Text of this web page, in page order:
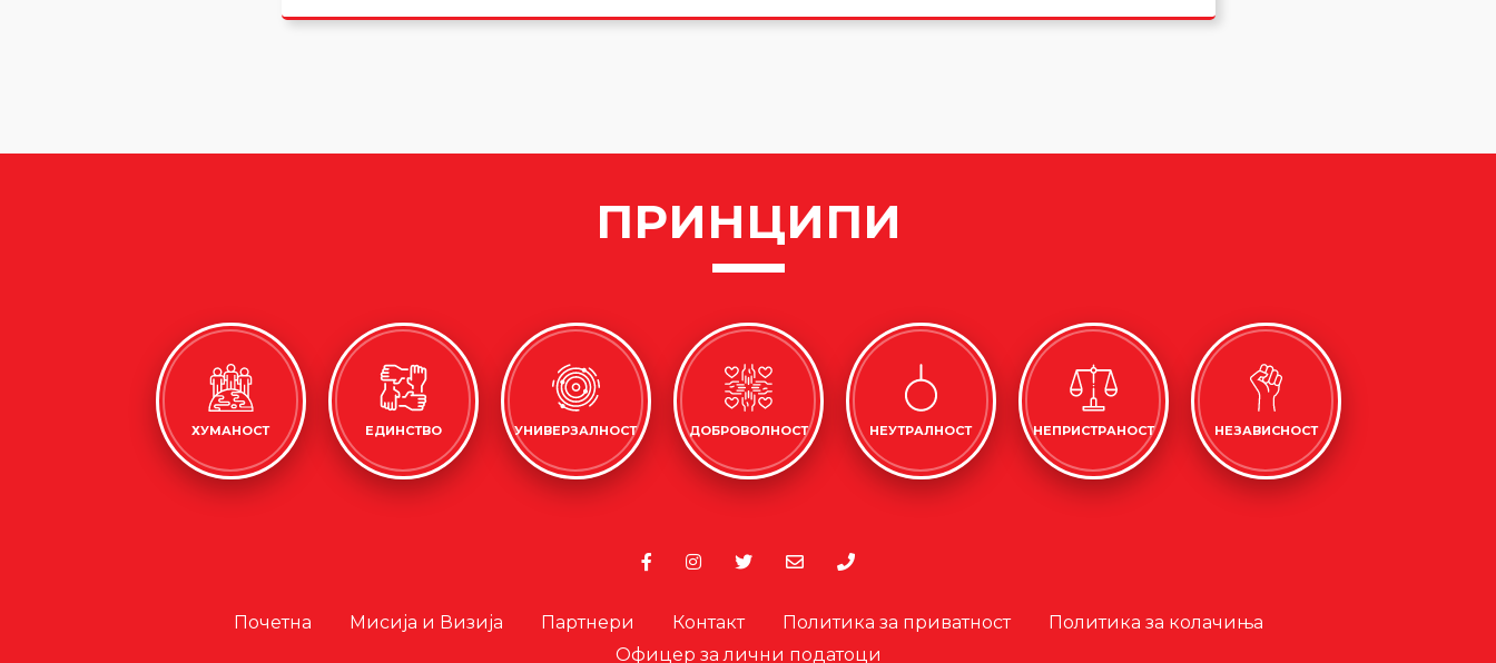
ПРИНЦИПИ
ХУМАНОСТ ЕДИНСТВО УНИВЕРЗАЛНОСТ ДОБРОВОЛНОСТ НЕУТРАЛНОСТ НЕПРИСТРАНОСТ НЕЗАВИСНОСТ
Почетна Мисија и Визија Партнери Контакт Политика за приватност
Политика за колачиња
Офицер за лични податоци